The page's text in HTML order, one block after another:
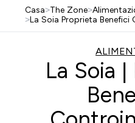
Casa>The Zone>
>La Soia Proprieta
La Soia